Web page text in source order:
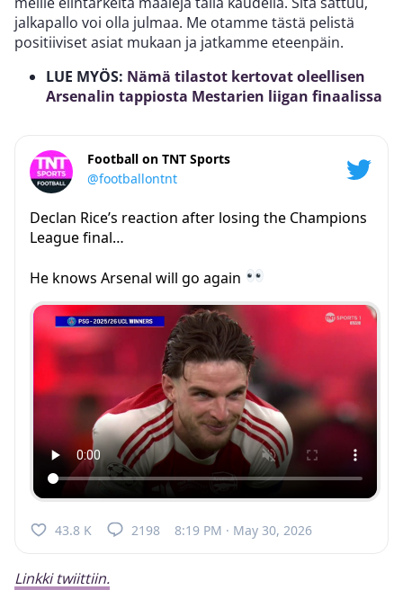
jalkapallo voi olla julmaa. Me otamme tästä pelistä
positiiviset asiat mukaan ja jatkamme eteenpäin.
LUE MYÖS: Nämä tilastot kertovat oleellisen
Arsenalin tappiosta Mestarien liigan finaalissa
Football on TNT Sports
@footballontnt
Declan Rice’s reaction after losing the Champions
League final…
He knows Arsenal will go again
43.8 K 2198 8:19 PM · May 30, 2026
Linkki twiittiin.